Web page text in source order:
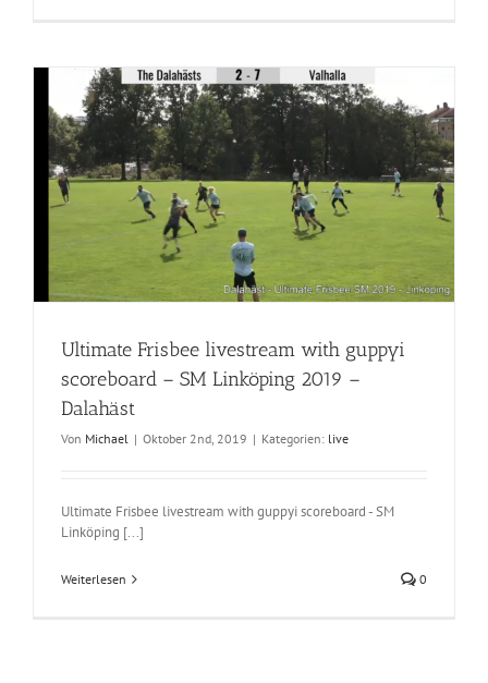
Ultimate Frisbee livestream with guppyi
scoreboard – SM Linköping 2019 –
Dalahäst
Von Michael | Oktober 2nd, 2019 | Kategorien: live
Ultimate Frisbee livestream with guppyi scoreboard - SM
Linköping [...]
Weiterlesen 0